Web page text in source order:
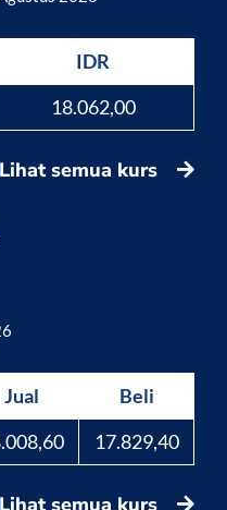
IDR
18.062,00
Lihat semua kurs
Jual
Beli
17.829,40